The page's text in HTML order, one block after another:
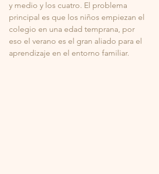
y medio y los cuatro. El problema
principal es que los niños empiezan el
colegio en una edad temprana, por
eso el verano es el gran aliado para el
aprendizaje en el entorno familiar.